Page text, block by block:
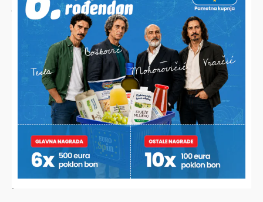
JESTE LI ZNALI?
Ana desetljećima priprema najbolju zimnicu, a sada je
otkrila svoj jednostavni recept i iznenadila brojne domaćice
NOVO OMILJENO OKUPLJALIŠTE
Ispod dravskog mosta kupa ih se i roštilja preko 100, a za
sve one koji ljetuju na Jadranu imaju samo jednu kratku
poruku!